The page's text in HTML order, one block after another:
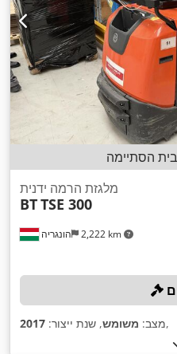
הסתיימה
הונגריה 2,222 km
מלגזת הרמה ידנית
BTTSE 300
מצב: משומש, שנת ייצור: 2017 ,